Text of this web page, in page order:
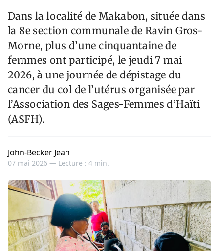
Dans la localité de Makabon, située dans
la 8e section communale de Ravin Gros-
Morne, plus d’une cinquantaine de
femmes ont participé, le jeudi 7 mai
2026, à une journée de dépistage du
cancer du col de l’utérus organisée par
l’Association des Sages-Femmes d’Haïti
(ASFH).
John-Becker Jean
07 mai 2026 — Lecture : 4 min.